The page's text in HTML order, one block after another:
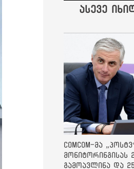
ასევე
ComCom-მა
მონიტორინგისას
გამოავლინა და